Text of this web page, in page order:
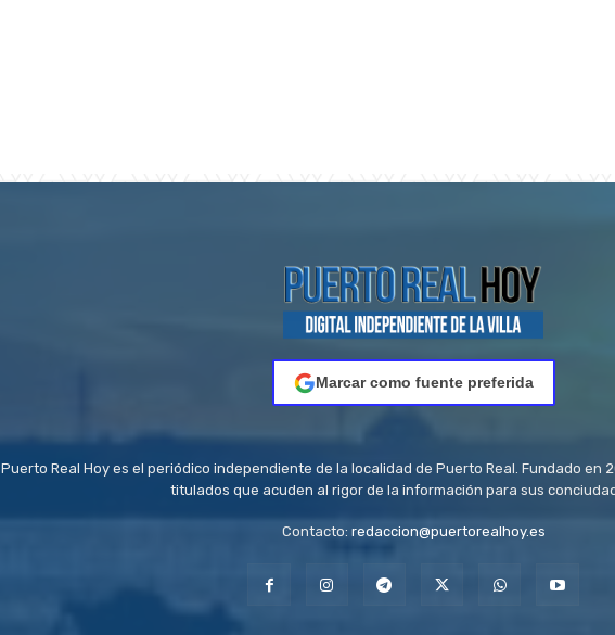
Marcar como fuente preferida
Puerto Real Hoy es el periódico independiente de la localidad de Puerto Real. Fundado en
titulados que acuden al rigor de la información para sus
Contacto: redaccion@puertorealhoy.es